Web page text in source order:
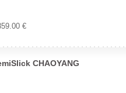
€
CHAOYANG